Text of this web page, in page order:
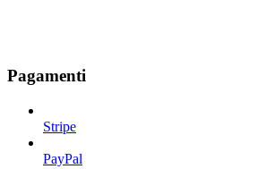
Pagamenti
Stripe
PayPal